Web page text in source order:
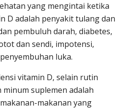
yang mengintai ketika
D adalah penyakit tulang dan
pembuluh darah, diabetes,
dan sendi, impotensi,
luka.
vitamin D, selain rutin
suplemen adalah
makanan yang